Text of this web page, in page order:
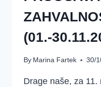
(01.-
By Marina Fartek 30/
Drage naše, za